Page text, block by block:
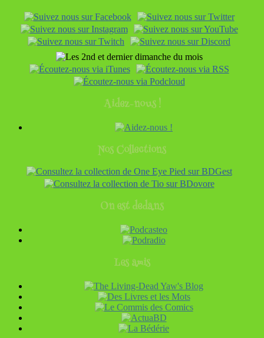
Aidez-nous !
Nos Collections
On est dedans
Les amis